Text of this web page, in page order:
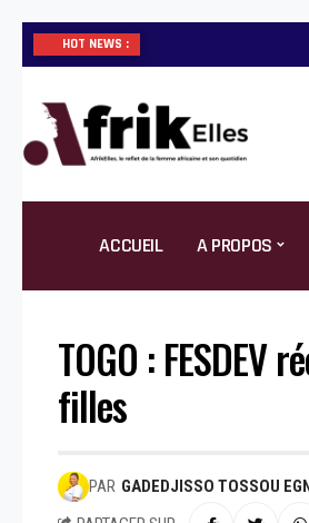
HOT NEWS :
ACCUEIL A PROPOS
TOGO : FESDEV
filles
PAR GADEDJISSO TOSSOU